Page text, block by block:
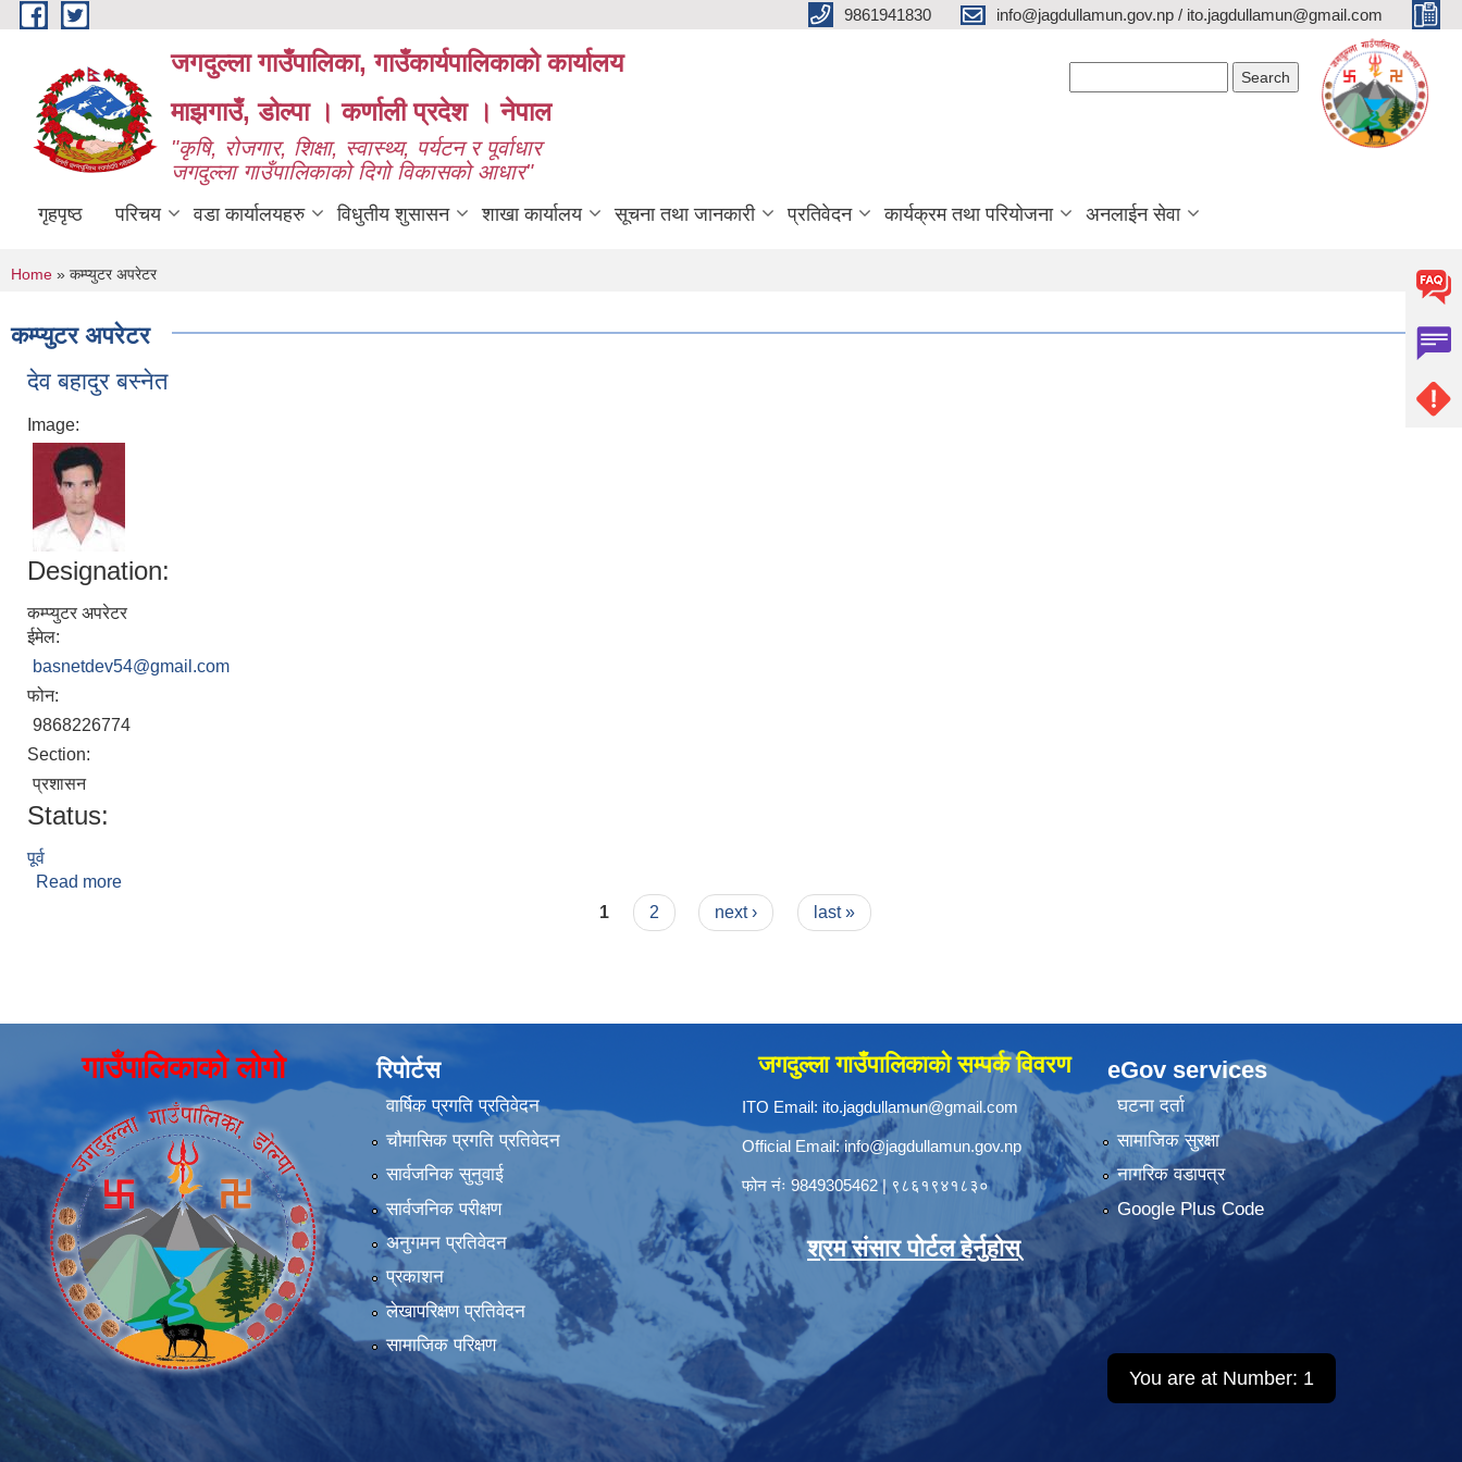
Skip to main content 9861941830 info@jagdullamun.gov.np / ito.jagdullamun@gmail.com
जगदुल्ला गाउँपालिका, गाउँकार्यपालिकाको कार्यालय
माझगाउँ, डोल्पा । कर्णाली प्रदेश । नेपाल
"कृषि, रोजगार, शिक्षा, स्वास्थ्य, पर्यटन र पूर्वाधार
जगदुल्ला गाउँपालिकाको दिगो विकासको आधार"
गृहपृष्ठ परिचय वडा कार्यालयहरु विधुतीय शुसासन शाखा कार्यालय सूचना तथा जानकारी प्रतिवेदन कार्यक्रम तथा परियोजना अनलाईन सेवा
You are here
Home » कम्प्युटर अपरेटर
कम्प्युटर अपरेटर
देव बहादुर बस्नेत
Image:
Designation:
कम्प्युटर अपरेटर
ईमेल:
basnetdev54@gmail.com
फोन:
9868226774
Section:
प्रशासन
Status:
पूर्व
Read more
1 2 next › last »
गाउँपालिकाको लोगो रिपोर्टस
वार्षिक प्रगति प्रतिवेदन
चौमासिक प्रगति प्रतिवेदन
सार्वजनिक सुनुवाई
सार्वजनिक परीक्षण
अनुगमन प्रतिवेदन
प्रकाशन
लेखापरिक्षण प्रतिवेदन
सामाजिक परिक्षण
जगदुल्ला गाउँपालिकाको सम्पर्क विवरण
ITO Email: ito.jagdullamun@gmail.com
Official Email:info@jagdullamun.gov.np
फोन नंः 9849305462| ९८६१९४१८३०
श्रम संसार पोर्टल हेर्नुहोस्
eGov services
घटना दर्ता
सामाजिक सुरक्षा
नागरिक वडापत्र
Google Plus Code
You are at Number: 1